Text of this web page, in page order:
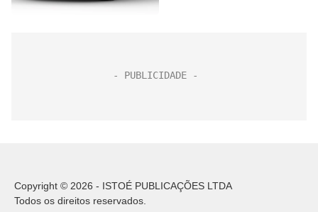
Copyright © 2026 - ISTOÉ PUBLICAÇÕES LTDA
Todos os direitos reservados.